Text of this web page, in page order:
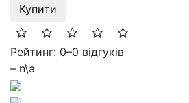
Купити
Рейтинг: 0–0 відгуків
– n\a